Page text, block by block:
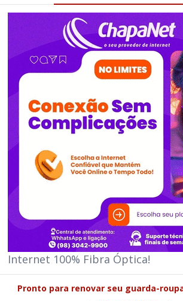
Internet 100% Fibra Óptica!
Pronto para renovar seu guarda-